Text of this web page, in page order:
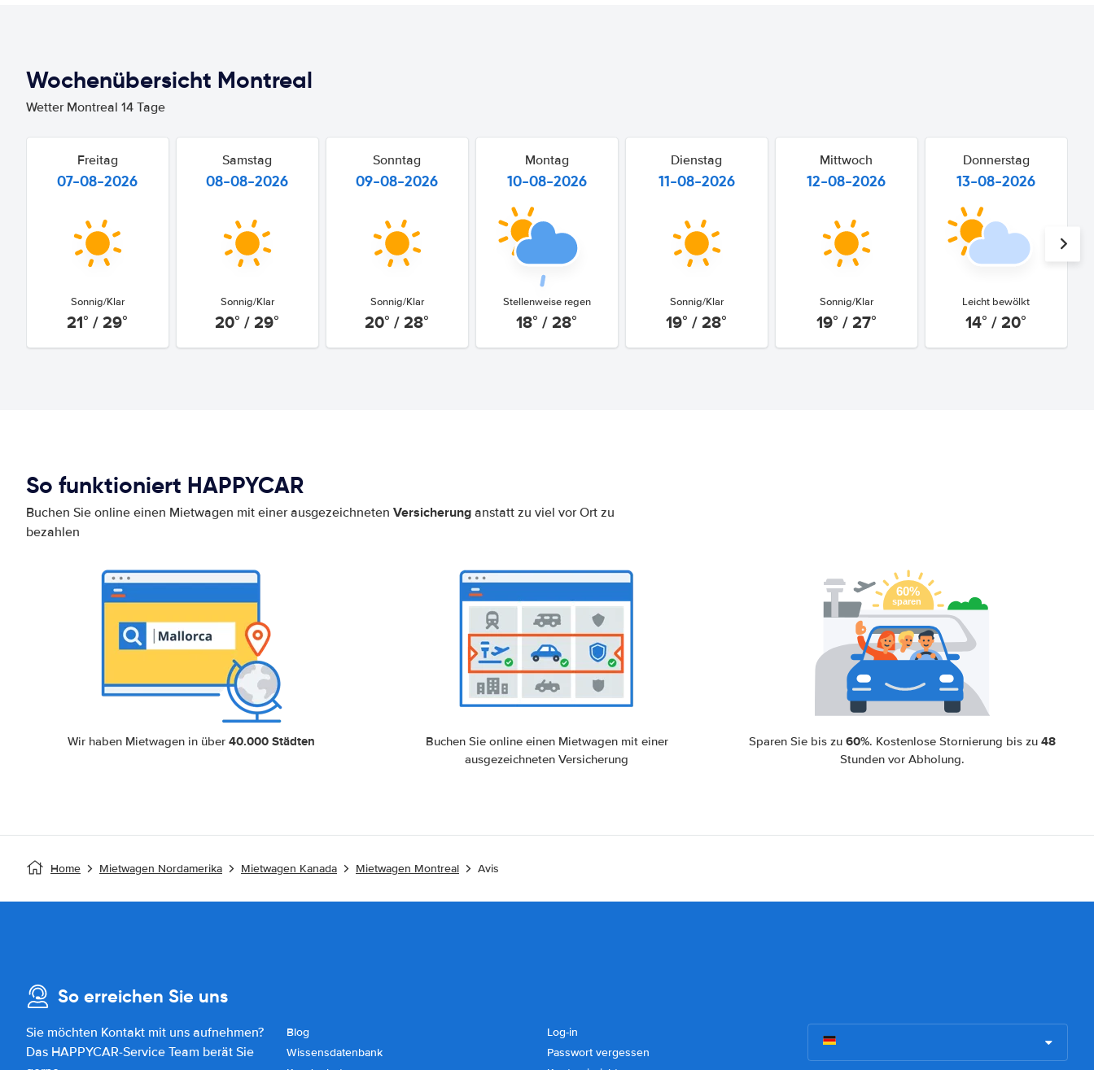
Wochenübersicht Montreal
Wetter Montreal 14 Tage
Freitag
07-08-2026
Sonnig/Klar
21° / 29°
Samstag
08-08-2026
Sonnig/Klar
20° / 29°
Sonntag
09-08-2026
Sonnig/Klar
20° / 28°
Montag
10-08-2026
Stellenweise regen
18° / 28°
Dienstag
11-08-2026
Sonnig/Klar
19° / 28°
Mittwoch
12-08-2026
Sonnig/Klar
19° / 27°
Donnerstag
13-08-2026
Leicht bewölkt
14° / 20°
So funktioniert HAPPYCAR
Buchen Sie online einen Mietwagen mit einer ausgezeichneten Versicherung anstatt zu viel vor Ort zu
bezahlen
Wir haben Mietwagen in über40.000 Städten
Buchen Sie online einen Mietwagen mit einer
ausgezeichneten Versicherung
Sparen Sie bis zu60%. Kostenlose Stornierung bis zu48
Stunden vor Abholung.
Home Mietwagen Nordamerika Mietwagen Kanada Mietwagen Montreal Avis
So erreichen Sie uns
Sie möchten Kontakt mit uns aufnehmen?
Das HAPPYCAR-Service Team berät Sie
Blog
Wissensdatenbank
Log-in
Passwort vergessen